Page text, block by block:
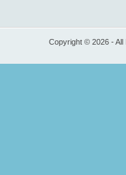
Copyright © 2026 -